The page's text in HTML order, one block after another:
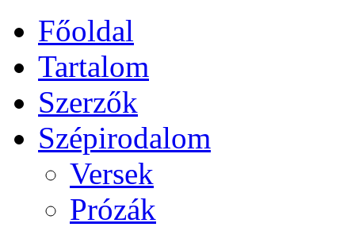
Főoldal
Tartalom
Szerzők
Szépirodalom
Versek
Prózák